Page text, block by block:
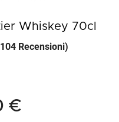
Whiskey 70cl
Recensioni)
€